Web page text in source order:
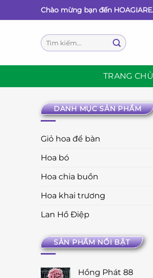
qua
Chào mừng bạn đến
Tìm
kiếm:
TRANG CHỦ
DANH MỤC SẢN PHẨM
Giỏ hoa để bàn
Hoa bó
Hoa chia buồn
Hoa khai trương
Lan Hồ Điệp
SẢN PHẨM NỔI BẬT
Hồng Phát 88